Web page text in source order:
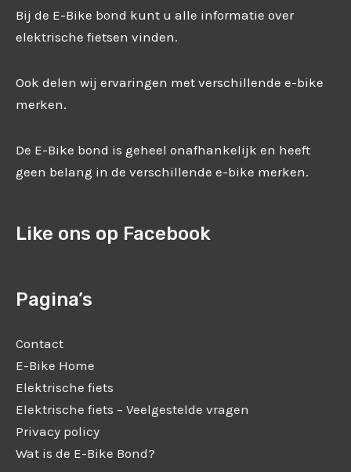
Bij de E-Bike bond kunt u alle informatie over
elektrische fietsen vinden.
Ook delen wij ervaringen met verschillende e-bike
merken.
De E-Bike bond is geheel onafhankelijk en heeft
geen belang in de verschillende e-bike merken.
Like ons op Facebook
Pagina’s
Contact
E-Bike Home
Elektrische fiets
Elektrische fiets – Veelgestelde vragen
Privacy policy
Wat is de E-Bike Bond?